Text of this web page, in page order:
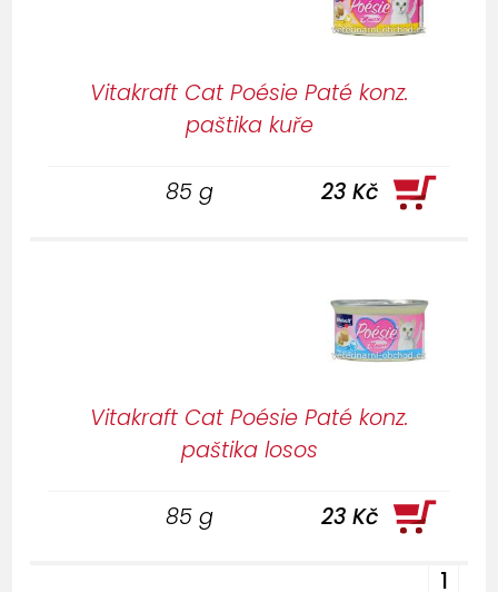
Vitakraft Cat Poésie Paté konz.
paštika kuře
85 g 23 Kč
Vitakraft Cat Poésie Paté konz.
paštika losos
85 g 23 Kč
1